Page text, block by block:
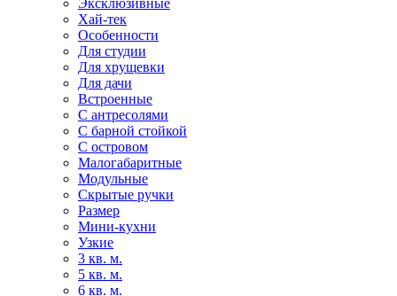
Эксклюзивные
Хай-тек
Особенности
Для студии
Для хрущевки
Для дачи
Встроенные
С антресолями
С барной стойкой
С островом
Малогабаритные
Модульные
Скрытые ручки
Размер
Мини-кухни
Узкие
3 кв. м.
5 кв. м.
6 кв. м.